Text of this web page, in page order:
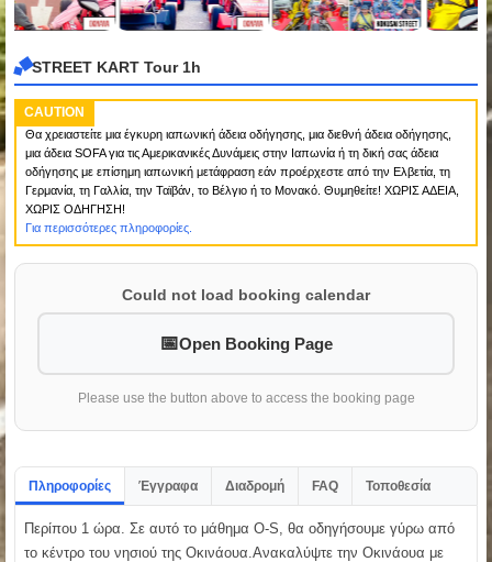
STREET KART Tour 1h
CAUTION
Θα χρειαστείτε μια έγκυρη ιαπωνική άδεια οδήγησης, μια διεθνή άδεια οδήγησης,
μια άδεια SOFA για τις Αμερικανικές Δυνάμεις στην Ιαπωνία ή τη δική σας άδεια
οδήγησης με επίσημη ιαπωνική μετάφραση εάν προέρχεστε από την Ελβετία, τη
Γερμανία, τη Γαλλία, την Ταϊβάν, το Βέλγιο ή το Μονακό. Θυμηθείτε! ΧΩΡΙΣ ΑΔΕΙΑ,
ΧΩΡΙΣ ΟΔΗΓΗΣΗ!
Για περισσότερες πληροφορίες.
Could not load booking calendar
Open Booking Page
Please use the button above to access the booking page
Πληροφορίες Έγγραφα Διαδρομή FAQ Τοποθεσία
Περίπου 1 ώρα. Σε αυτό το μάθημα O-S, θα οδηγήσουμε γύρω από
το κέντρο του νησιού της Οκινάουα.Ανακαλύψτε την Οκινάουα με